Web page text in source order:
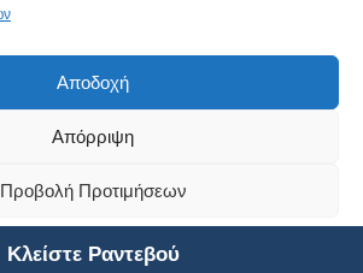
Αποδοχή
Απόρριψη
Προβολή Προτιμήσεων
CookiesΔήλωση Απορρήτου
Κλείστε Ραντεβού